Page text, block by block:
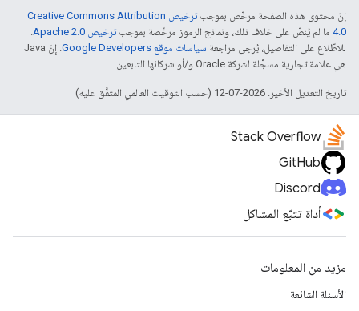
إنّ محتوى هذه الصفحة مرخّص بموجب
ترخيص Creative Commons Attribution
4.0‏ ما لم يُنصّ على خلاف ذلك، ونماذج الرموز مرخّصة بموجبترخيص Apache 2.0‏
.
للاطّلاع على التفاصيل، يُرجى مراجعة سياسات موقع Google Developers‏
. إنّ Java
هي علامة تجارية مسجَّلة لشركة Oracle و/أو شركائها التابعين.
تاريخ التعديل الأخير: 2026-07-12 (حسب التوقيت العالمي المتفَّق عليه)
Stack Overflow
GitHub
Discord
أداة تتبّع المشاكل
مزيد من المعلومات
الأسئلة الشائعة